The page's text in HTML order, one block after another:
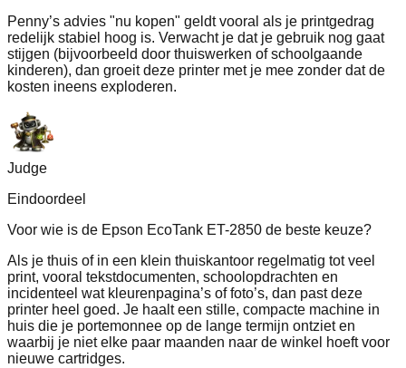
Penny’s advies "nu kopen" geldt vooral als je printgedrag
redelijk stabiel hoog is. Verwacht je dat je gebruik nog gaat
stijgen (bijvoorbeeld door thuiswerken of schoolgaande
kinderen), dan groeit deze printer met je mee zonder dat de
kosten ineens exploderen.
Judge
Eindoordeel
Voor wie is de Epson EcoTank ET-2850 de beste keuze?
Als je thuis of in een klein thuiskantoor regelmatig tot veel
print, vooral tekstdocumenten, schoolopdrachten en
incidenteel wat kleurenpagina’s of foto’s, dan past deze
printer heel goed. Je haalt een stille, compacte machine in
huis die je portemonnee op de lange termijn ontziet en
waarbij je niet elke paar maanden naar de winkel hoeft voor
nieuwe cartridges.